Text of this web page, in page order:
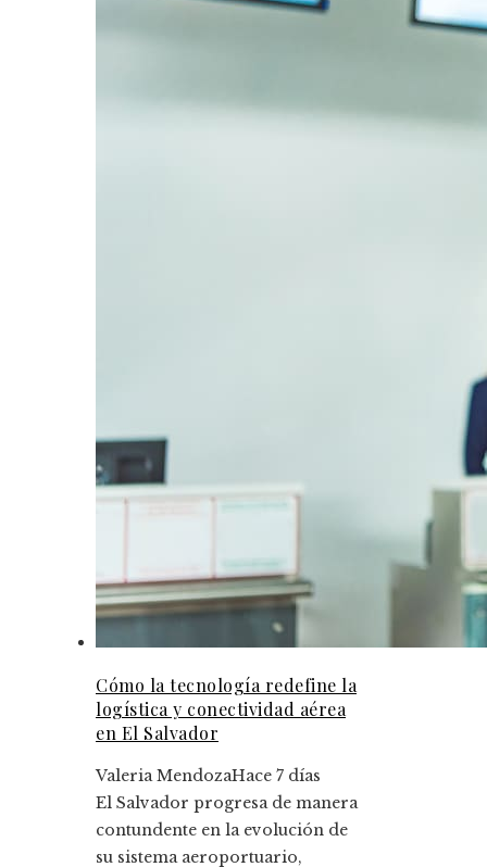
Cómo la tecnología redefine la
logística y conectividad aérea
en El Salvador
Valeria MendozaHace 7 días
El Salvador progresa de manera
contundente en la evolución de
su sistema aeroportuario,